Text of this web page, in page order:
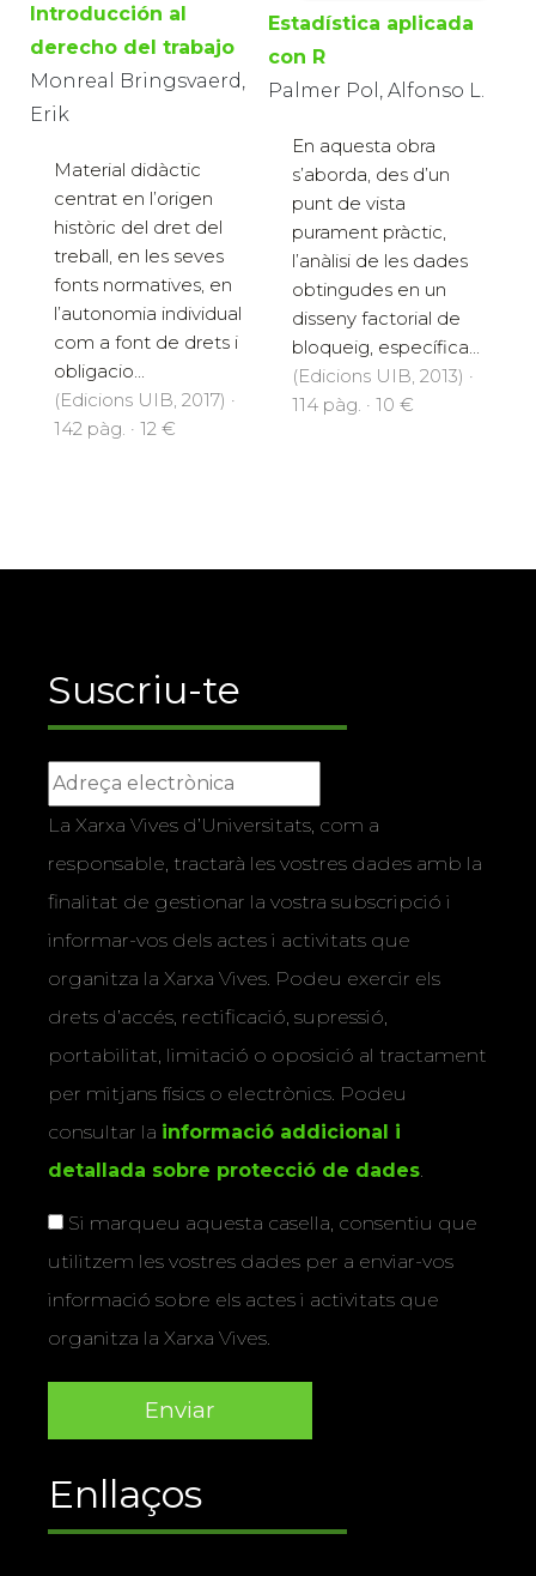
Introducción al
derecho del trabajo
Monreal Bringsvaerd,
Erik
Material didàctic
centrat en l’origen
històric del dret del
treball, en les seves
fonts normatives, en
l’autonomia individual
com a font de drets i
obligacio...
(Edicions UIB, 2017) ·
142 pàg. · 12 €
Estadística aplicada
con R
Palmer Pol, Alfonso L.
En aquesta obra
s’aborda, des d’un
punt de vista
purament pràctic,
l’anàlisi de les dades
obtingudes en un
disseny factorial de
bloqueig, específica...
(Edicions UIB, 2013) ·
114 pàg. · 10 €
Suscriu-te
La Xarxa Vives d’Universitats, com a
responsable, tractarà les vostres dades amb la
finalitat de gestionar la vostra subscripció i
informar-vos dels actes i activitats que
organitza la Xarxa Vives. Podeu exercir els
drets d’accés, rectificació, supressió,
portabilitat, limitació o oposició al tractament
per mitjans físics o electrònics. Podeu
consultar la informació addicional i
detallada sobre protecció de dades.
Si marqueu aquesta casella, consentiu que
utilitzem les vostres dades per a enviar-vos
informació sobre els actes i activitats que
organitza la Xarxa Vives.
Enllaços